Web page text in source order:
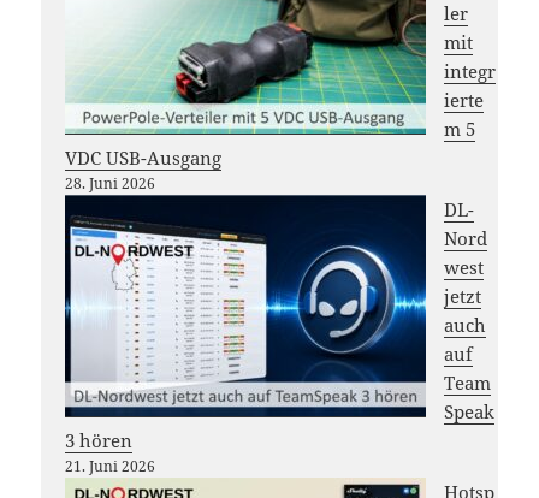
ler
mit
integr
ierte
m 5
VDC USB-Ausgang
28. Juni 2026
DL-
Nord
west
jetzt
auch
auf
Team
Speak
3 hören
21. Juni 2026
Hotsp